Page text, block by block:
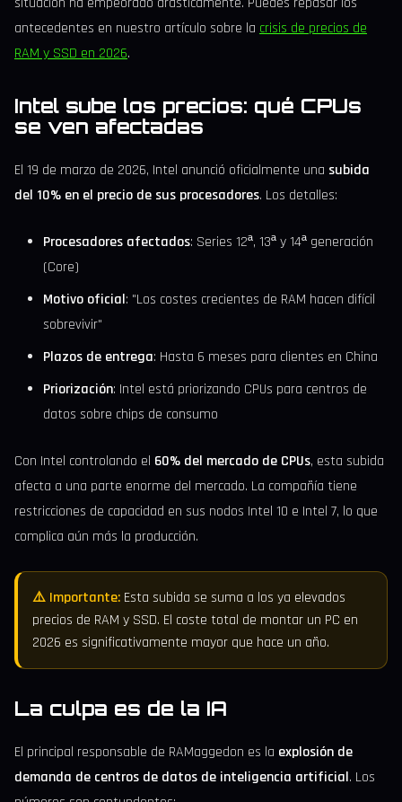
antecedentes en nuestro artículo sobre la crisis de precios de
RAM y SSD en 2026.
Intel sube los precios: qué CPUs
se ven afectadas
El 19 de marzo de 2026, Intel anunció oficialmente una subida
del 10% en el precio de sus procesadores. Los detalles:
Procesadores afectados: Series 12ª, 13ª y 14ª generación
(Core)
Motivo oficial: "Los costes crecientes de RAM hacen difícil
sobrevivir"
Plazos de entrega: Hasta 6 meses para clientes en China
Priorización: Intel está priorizando CPUs para centros de
datos sobre chips de consumo
Con Intel controlando el 60% del mercado de CPUs, esta subida
afecta a una parte enorme del mercado. La compañía tiene
restricciones de capacidad en sus nodos Intel 10 e Intel 7, lo que
complica aún más la producción.
⚠️ Importante: Esta subida se suma a los ya elevados
precios de RAM y SSD. El coste total de montar un PC en
2026 es significativamente mayor que hace un año.
La culpa es de la IA
El principal responsable de RAMaggedon es la explosión de
demanda de centros de datos de inteligencia artificial. Los